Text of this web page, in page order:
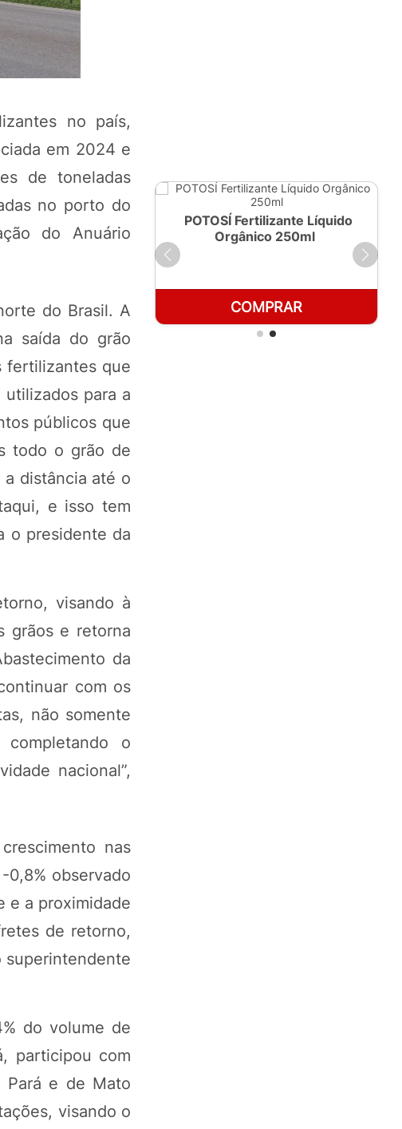
no país,
em 2024 e
de toneladas
no porto do
do Anuário
do Brasil. A
saída do grão
fertilizantes que
para a
públicos que
todo o grão de
distância até o
e isso tem
o presidente da
visando à
grãos e retorna
da
com os
não somente
o
nacional”,
nas
observado
e a proximidade
de retorno,
superintendente
do volume de
participou com
Pará e de Mato
visando o
1 LT
POTOSÍ Fertilizante Líquido
Orgânico 250ml
COMPRAR